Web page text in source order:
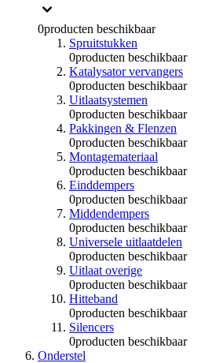
0producten beschikbaar
Spruitstukken
0producten beschikbaar
Katalysator vervangers
0producten beschikbaar
Uitlaatsystemen
0producten beschikbaar
Pakkingen & Flenzen
0producten beschikbaar
Montagemateriaal
0producten beschikbaar
Einddempers
0producten beschikbaar
Middendempers
0producten beschikbaar
Universele uitlaatdelen
0producten beschikbaar
Uitlaat overige
0producten beschikbaar
Hitteband
0producten beschikbaar
Silencers
0producten beschikbaar
Onderstel